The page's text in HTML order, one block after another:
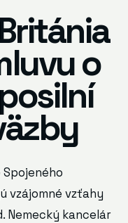
o
vzájomné vzťahy
Nemecký kancelár